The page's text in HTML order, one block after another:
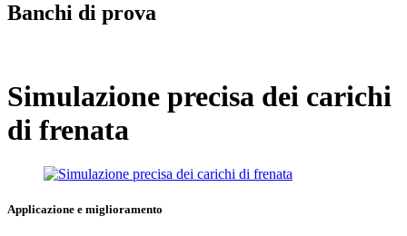
Banchi di prova
Simulazione precisa dei carichi
di frenata
Applicazione e miglioramento